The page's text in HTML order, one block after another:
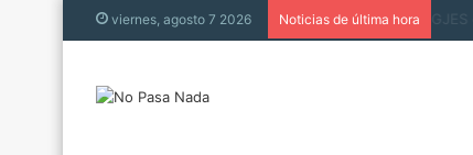
viernes, agosto 7 2026 Noticias de última hora